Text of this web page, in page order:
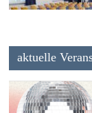
aktuelle